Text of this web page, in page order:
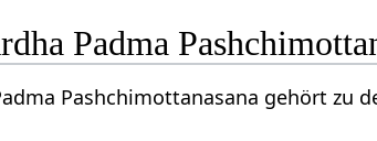
Padma
Pashchimottanasana gehört zu